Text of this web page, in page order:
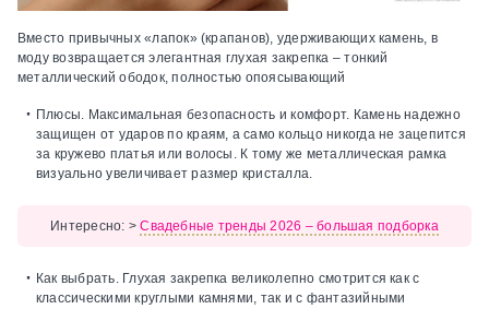
Вместо привычных «лапок» (крапанов), удерживающих камень, в
моду возвращается элегантная глухая закрепка – тонкий
металлический ободок, полностью опоясывающий
Плюсы. Максимальная безопасность и комфорт. Камень надежно
защищен от ударов по краям, а само кольцо никогда не зацепится
за кружево платья или волосы. К тому же металлическая рамка
визуально увеличивает размер кристалла.
Интересно: >Свадебные тренды 2026 – большая подборка
Как выбрать.Глухая закрепка великолепно смотрится как с
классическими круглыми камнями, так и с фантазийными